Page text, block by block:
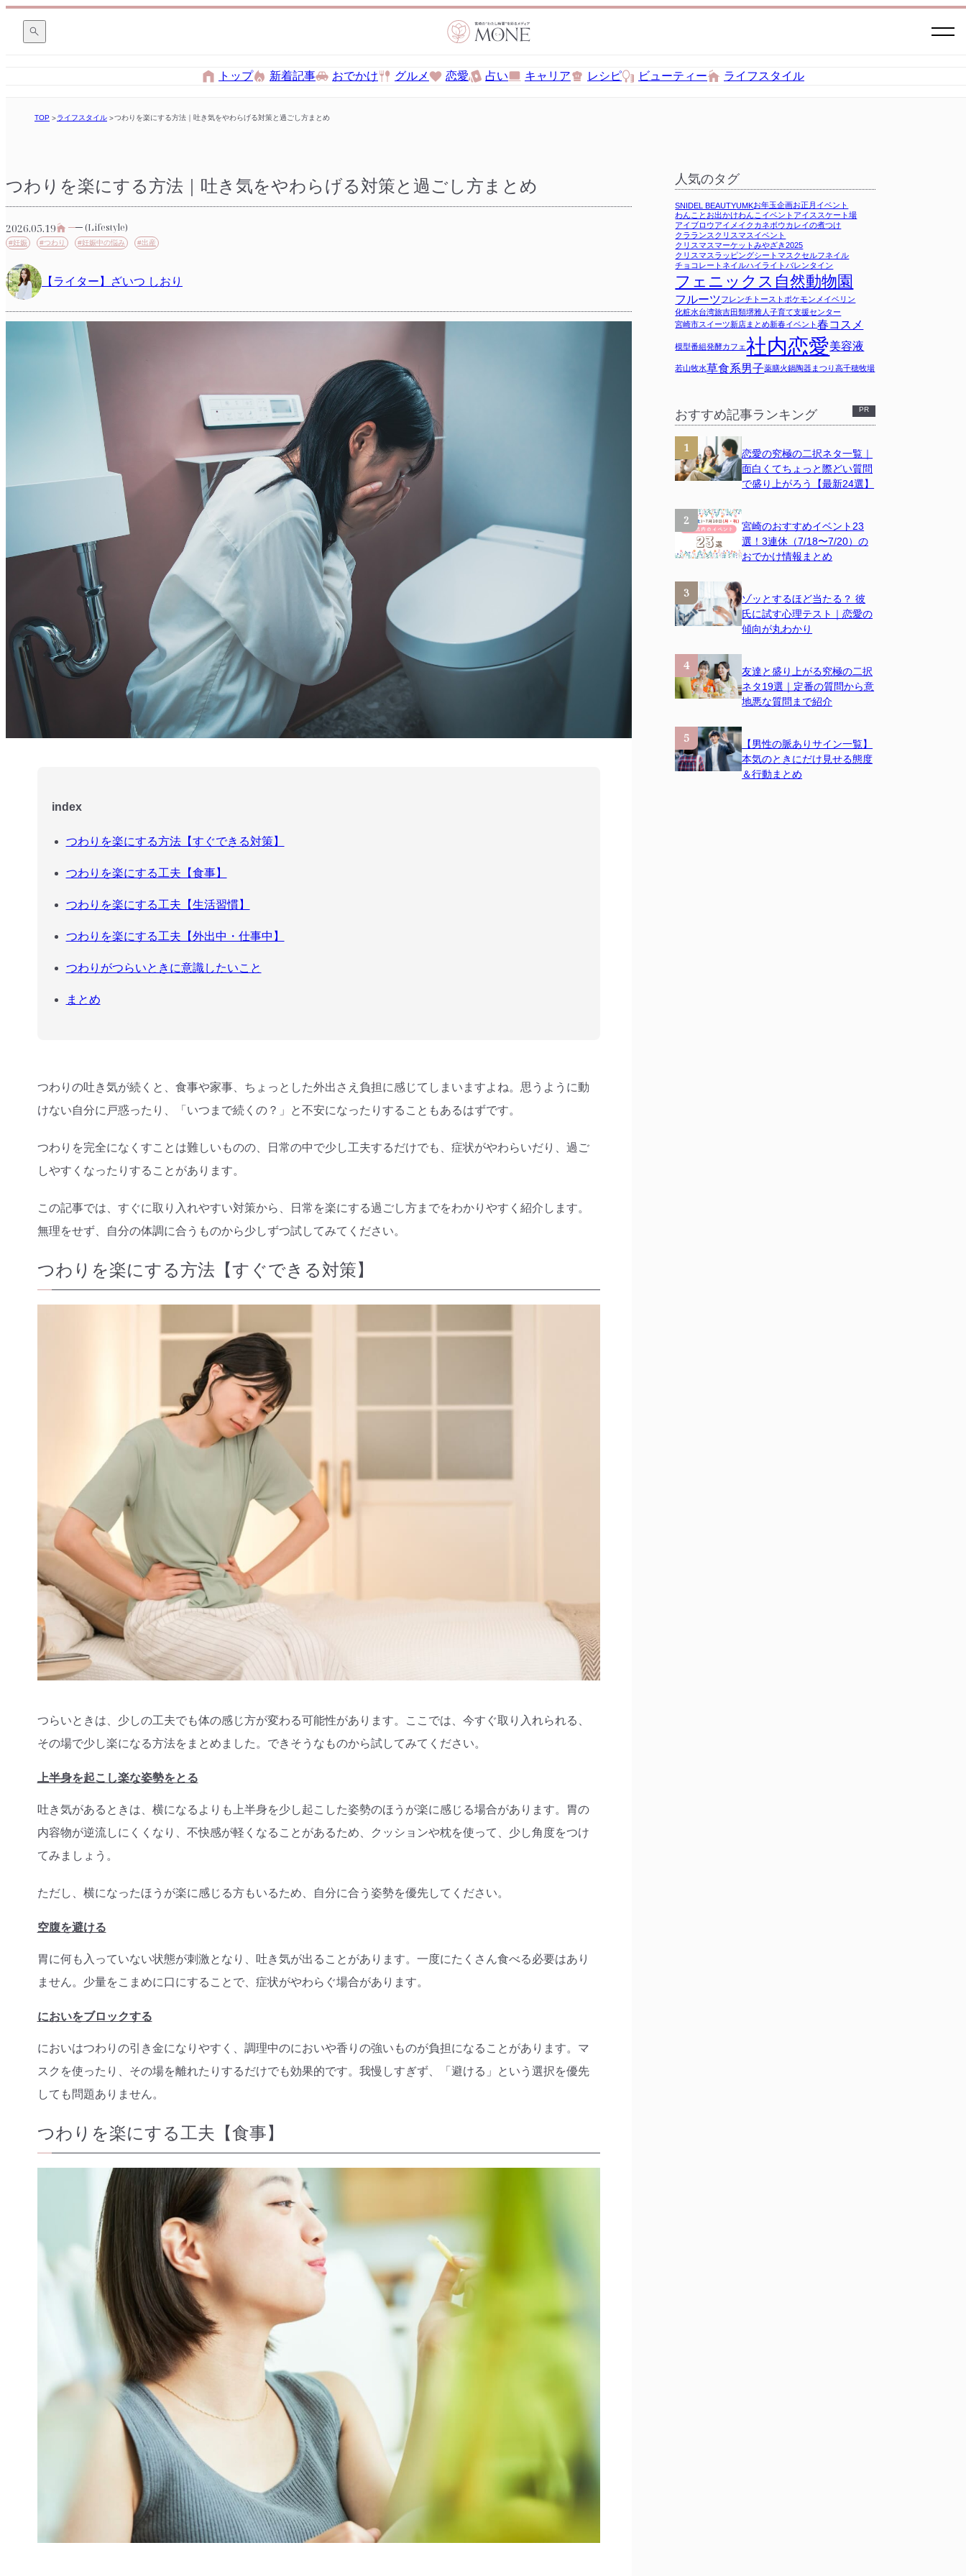
トップ 新着記事 おでかけ グルメ 恋愛 占い キャリア レシピ ビューティー ライフスタイル
TOP ライフスタイル つわりを楽にする方法｜吐き気をやわらげる対策と過ごし方まとめ
つわりを楽にする方法｜吐き気をやわらげる対策と過ごし方まとめ
2026.05.19 (Lifestyle)
#妊娠 #つわり #妊娠中の悩み #出産
【ライター】ざいつ しおり
index
つわりを楽にする方法【すぐできる対策】
つわりを楽にする工夫【食事】
つわりを楽にする工夫【生活習慣】
つわりを楽にする工夫【外出中・仕事中】
つわりがつらいときに意識したいこと
まとめ
つわりの吐き気が続くと、食事や家事、ちょっとした外出さえ負担に感じてしまいますよね。思うように動
けない自分に戸惑ったり、「いつまで続くの？」と不安になったりすることもあるはずです。
つわりを完全になくすことは難しいものの、日常の中で少し工夫するだけでも、症状がやわらいだり、過ご
しやすくなったりすることがあります。
この記事では、すぐに取り入れやすい対策から、日常を楽にする過ごし方までをわかりやすく紹介します。
無理をせず、自分の体調に合うものから少しずつ試してみてください。
つわりを楽にする方法【すぐできる対策】
つらいときは、少しの工夫でも体の感じ方が変わる可能性があります。ここでは、今すぐ取り入れられる、
その場で少し楽になる方法をまとめました。できそうなものから試してみてください。
上半身を起こし楽な姿勢をとる
吐き気があるときは、横になるよりも上半身を少し起こした姿勢のほうが楽に感じる場合があります。胃の
内容物が逆流しにくくなり、不快感が軽くなることがあるため、クッションや枕を使って、少し角度をつけ
てみましょう。
ただし、横になったほうが楽に感じる方もいるため、自分に合う姿勢を優先してください。
空腹を避ける
胃に何も入っていない状態が刺激となり、吐き気が出ることがあります。一度にたくさん食べる必要はあり
ません。少量をこまめに口にすることで、症状がやわらぐ場合があります。
においをブロックする
においはつわりの引き金になりやすく、調理中のにおいや香りの強いものが負担になることがあります。マ
スクを使ったり、その場を離れたりするだけでも効果的です。我慢しすぎず、「避ける」という選択を優先
しても問題ありません。
つわりを楽にする工夫【食事】
人気のタグ
SNIDEL BEAUTYUMKお年玉企画お正月イベント
わんことお出かけわんこイベント アイススケート場
アイブロウアイメイク カネボウカレイの煮つけ
クラランス クリスマスイベント
クリスマスマーケットみやざき2025
クリスマスラッピングシートマスクセルフネイル
チョコレートネイルハイライトバレンタイン
フェニックス自然動物園
フルーツフレンチトーストポケモンメイベリン
化粧水台湾旅吉田類堺雅人子育て支援センター
宮崎市スイーツ新店まとめ新春イベント春コスメ
模型番組発酵カフェ社内恋愛美容液
若山牧水草食系男子薬膳火鍋陶器まつり高千穂牧場
おすすめ記事ランキング
恋愛の究極の二択ネタ一覧｜
面白くてちょっと際どい質問
で盛り上がろう【最新24選】
宮崎のおすすめイベント23
選！3連休（7/18〜7/20）の
おでかけ情報まとめ
ゾッとするほど当たる？ 彼
氏に試す心理テスト｜恋愛の
傾向が丸わかり
友達と盛り上がる究極の二択
ネタ19選｜定番の質問から意
地悪な質問まで紹介
【男性の脈ありサイン一覧】
本気のときにだけ見せる態度
＆行動まとめ